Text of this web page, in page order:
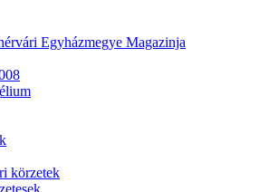
Egyházmegye Magazinja
körzetek